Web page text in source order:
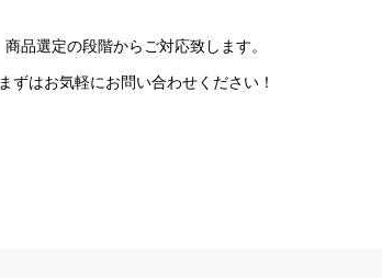
商品選定の段階からご対応致します。
まずはお気軽にお問い合わせください！